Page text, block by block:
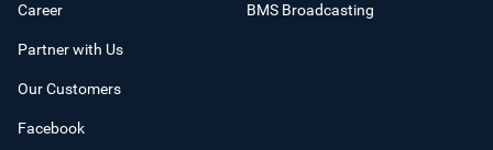
Career
Partner with Us
Our Customers
Facebook
BMS Broadcasting